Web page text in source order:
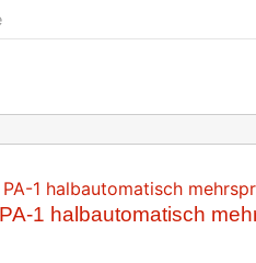
1 halbautomatisch